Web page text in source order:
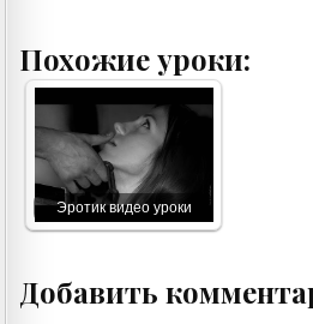
Похожие уроки:
Эротик видео уроки
Добавить